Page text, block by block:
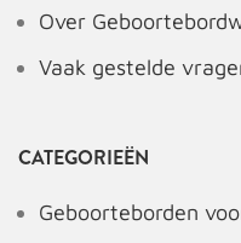
Over
Vaak gestelde
CATEGORIEËN
Geboorteborden